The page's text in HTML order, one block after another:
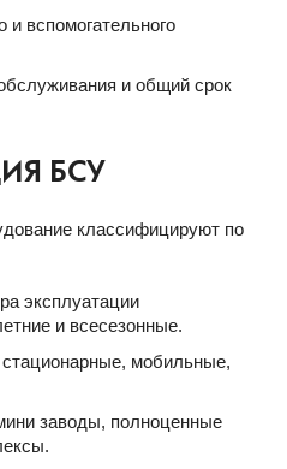
и вспомогательного
и общий срок
БСУ
классифицируют по
эксплуатации
и всесезонные.
мобильные,
заводы, полноценные